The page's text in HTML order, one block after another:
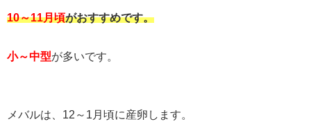
10～11月頃がおすすめです。
小～中型が多いです。
メバルは、12～1月頃に産卵します。